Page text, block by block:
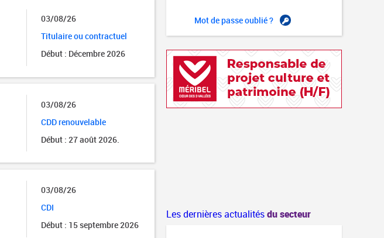
03/08/26
Titulaire ou contractuel
Début : Décembre 2026
03/08/26
CDD renouvelable
Début : 27 août 2026.
03/08/26
CDI
Début : 15 septembre 2026
Mot de passe oublié ?
Les dernières actualitésdu secteur